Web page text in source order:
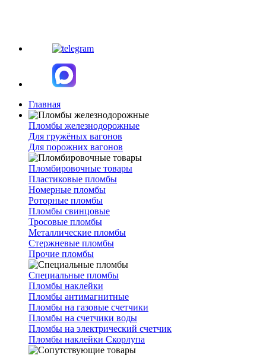
Главная
Пломбы железнодорожные
Для гружёных вагонов
Для порожних вагонов
Пломбировочные товары
Пластиковые пломбы
Номерные пломбы
Роторные пломбы
Пломбы свинцовые
Тросовые пломбы
Металлические пломбы
Стержневые пломбы
Прочие пломбы
Специальные пломбы
Пломбы наклейки
Пломбы антимагнитные
Пломбы на газовые счетчики
Пломбы на счетчики воды
Пломбы на электрический счетчик
Пломбы наклейки Скорлупа